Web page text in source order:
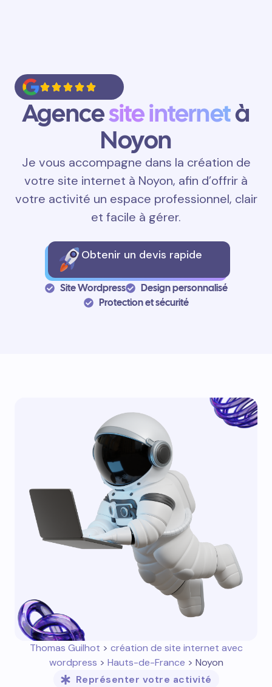
Agencesite internetà
Noyon
Je vous accompagne dans la création de
votre site internet à Noyon, afin d’offrir à
votre activité un espace professionnel, clair
et facile à gérer.
Obtenir un devis rapide
Site Wordpress
Design personnalisé
Protection et sécurité
Thomas Guilhot > création de site internet avec
wordpress > Hauts-de-France > Noyon
Représenter votre activité